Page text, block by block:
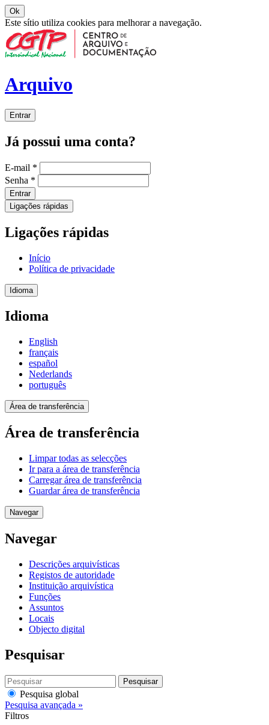
Ok
Este sítio utiliza cookies para melhorar a navegação.
Arquivo
Entrar
Já possui uma conta?
E-mail *
Senha *
Entrar
Ligações rápidas
Ligações rápidas
Início
Política de privacidade
Idioma
Idioma
English
français
español
Nederlands
português
Área de transferência
Área de transferência
Limpar todas as selecções
Ir para a área de transferência
Carregar área de transferência
Guardar área de transferência
Navegar
Navegar
Descrições arquivísticas
Registos de autoridade
Instituição arquivística
Funções
Assuntos
Locais
Objecto digital
Pesquisar
Pesquisar
Pesquisa global
Pesquisa avançada »
Filtros